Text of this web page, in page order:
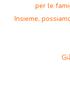
per le
Insieme,